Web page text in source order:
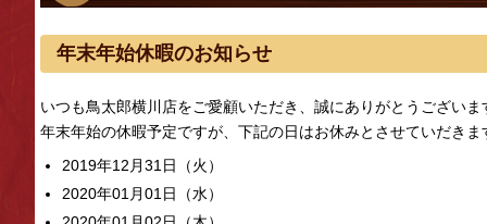
年末年始休暇のお知らせ
いつも鳥太郎横川店をご愛顧いただき、誠にありがとうございま
年末年始の休暇予定ですが、下記の日はお休みとさせていだきま
2019年12月31日（火）
2020年01月01日（水）